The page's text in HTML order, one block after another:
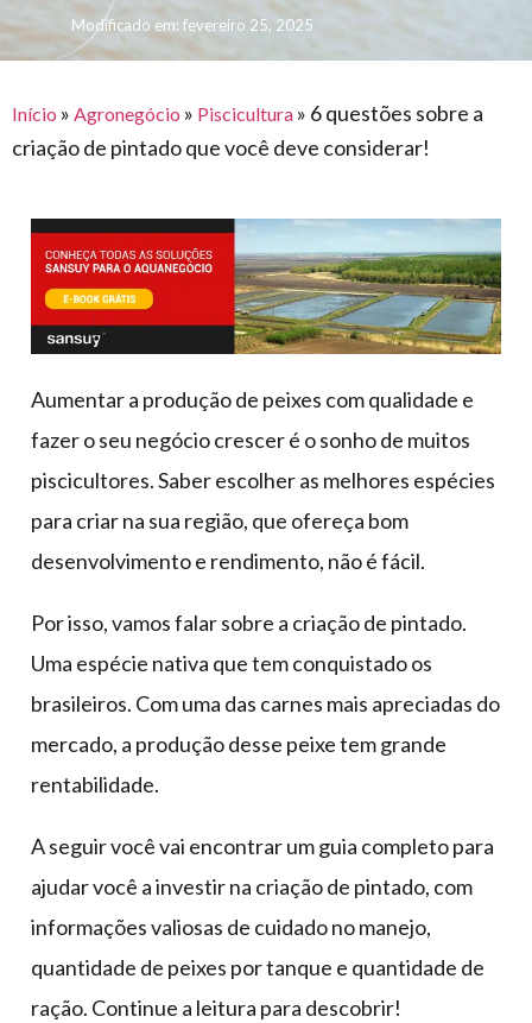
premiações
para
o
feira
offshore
civil
piscinas
automotivo
móveis,
calçados,
epi's
lonas
multiúso
e logística
armazenagem
lonas
vida
caminhoneiro
Modificado em: fevereiro 25, 2025
Início » Agronegócio » Piscicultura » 6 questões sobre a
criação de pintado que você deve considerar!
Aumentar a produção de peixes com qualidade e
fazer o seu negócio crescer é o sonho de muitos
piscicultores. Saber escolher as melhores espécies
para criar na sua região, que ofereça bom
desenvolvimento e rendimento, não é fácil.
Por isso, vamos falar sobre a criação de pintado.
Uma espécie nativa que tem conquistado os
brasileiros. Com uma das carnes mais apreciadas do
mercado, a produção desse peixe tem grande
rentabilidade.
A seguir você vai encontrar um guia completo para
ajudar você a investir na criação de pintado, com
informações valiosas de cuidado no manejo,
quantidade de peixes por tanque e quantidade de
ração. Continue a leitura para descobrir!